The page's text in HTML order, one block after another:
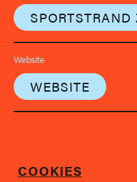
SPORTSTRAND
Website
WEBSITE
COOKIES